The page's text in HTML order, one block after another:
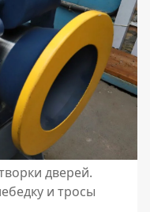
дверей.
и тросы